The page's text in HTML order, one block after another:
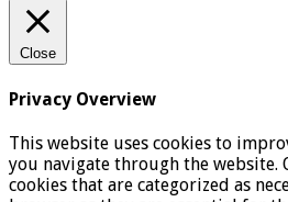
Close
Privacy Overview
This website uses cookies to
you navigate through the website.
cookies that are categorized as